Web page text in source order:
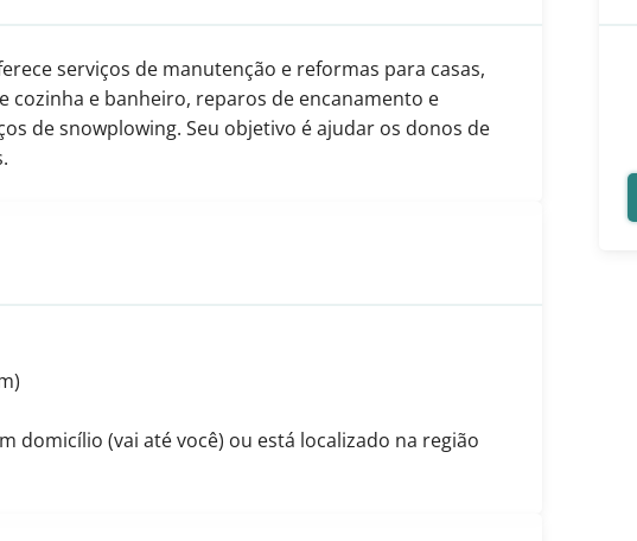
serviços de manutenção e reformas para casas,
e banheiro, reparos de encanamento e
de snowplowing. Seu objetivo é ajudar os donos de
domicílio (vai até você) ou está localizado na região